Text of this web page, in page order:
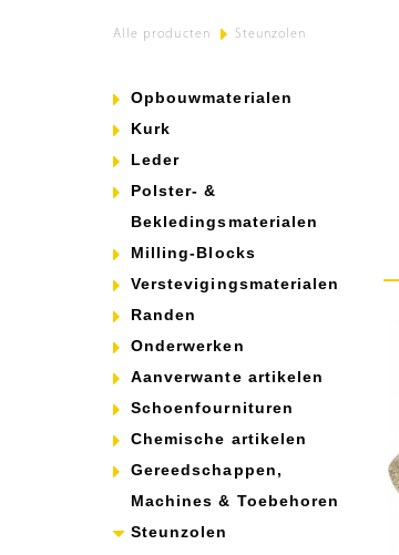
Alle producten > Steunzolen
Opbouwmaterialen
Kurk
Leder
Polster- &
Bekledingsmaterialen
Milling-Blocks
Verstevigingsmaterialen
Randen
Onderwerken
Aanverwante artikelen
Schoenfournituren
Chemische artikelen
Gereedschappen,
Machines & Toebehoren
Steunzolen